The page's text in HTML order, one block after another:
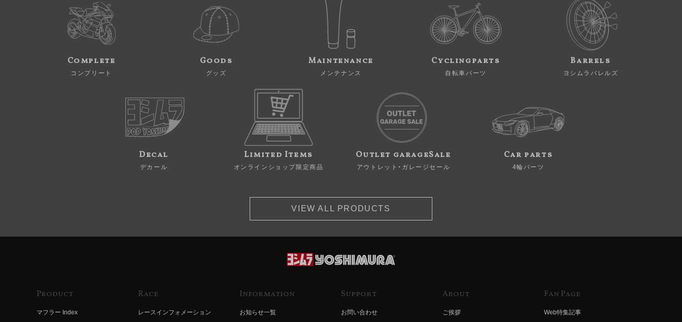
Complete
コンプリート
Goods
グッズ
Maintenance
メンテナンス
Cyclingparts
自転車パーツ
Barrels
ヨシムラバレルズ
Decal
デカール
Limited Items
オンラインショップ限定商品
Outlet garageSale
アウトレット・ガレージセール
Car parts
4輪パーツ
VIEW ALL PRODUCTS
Product
マフラー Index
Race
レースインフォメーション
Information
お知らせ一覧
Support
お問い合わせ
About
ご挨拶
Fan Page
Web特集記事